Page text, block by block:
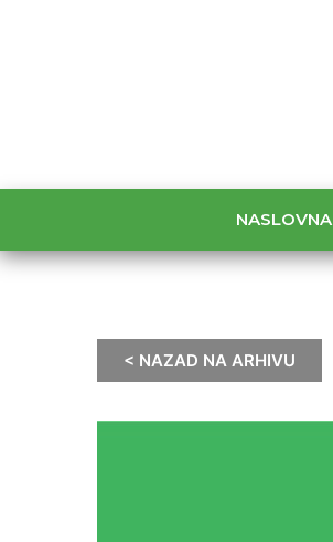
NASLOVNA
< NAZAD NA ARHIVU